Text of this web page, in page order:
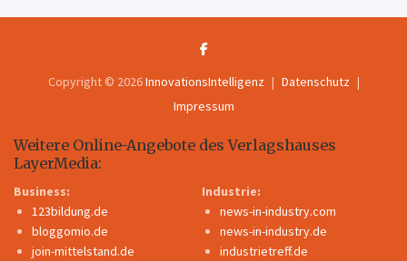
Copyright © 2026InnovationsIntelligenz
Datenschutz
Impressum
Weitere Online-Angebote des Verlagshauses
LayerMedia:
Business:
123bildung.de
bloggomio.de
join-mittelstand.de
Industrie:
news-in-industry.com
news-in-industry.de
industrietreff.de